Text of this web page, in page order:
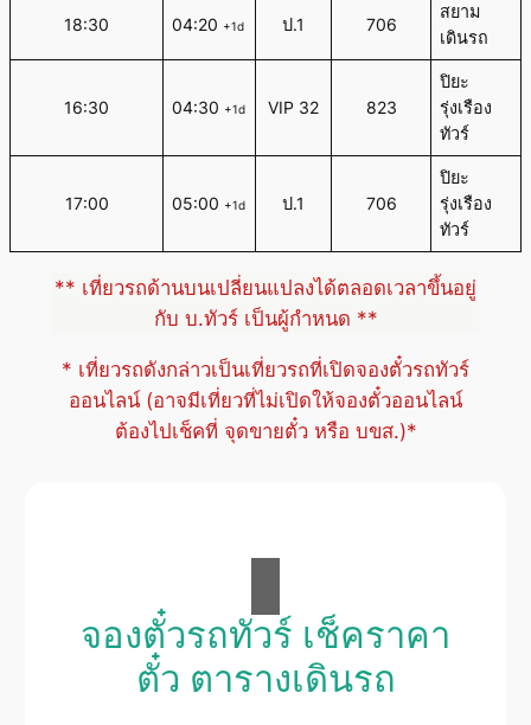
18:30 04:20 +1d ป.1 706
สยาม
เดินรถ
16:30 04:30 +1d VIP 32 823
ปิยะ
รุ่งเรือง
ทัวร์
17:00 05:00 +1d ป.1 706
ปิยะ
รุ่งเรือง
ทัวร์
** เที่ยวรถด้านบนเปลี่ยนแปลงได้ตลอดเวลาขึ้นอยู่
กับ บ.ทัวร์ เป็นผู้กำหนด **
* เที่ยวรถดังกล่าวเป็นเที่ยวรถที่เปิดจองตั๋วรถทัวร์
ออนไลน์ (อาจมีเที่ยวที่ไม่เปิดให้จองตั๋วออนไลน์
ต้องไปเช็คที่ จุดขายตั๋ว หรือ บขส.)*
จองตั๋วรถทัวร์ เช็คราคา
ตั๋ว ตารางเดินรถ